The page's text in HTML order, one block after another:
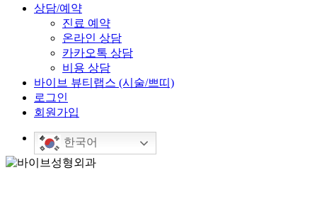
상담/예약
진료 예약
온라인 상담
카카오톡 상담
비용 상담
바이브 뷰티랩스 (시술/쁘띠)
로그인
회원가입
한국어